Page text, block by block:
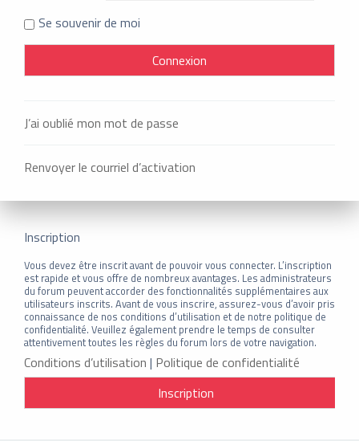
Se souvenir de moi
J’ai oublié mon mot de passe
Renvoyer le courriel d’activation
Inscription
Vous devez être inscrit avant de pouvoir vous connecter. L’inscription
est rapide et vous offre de nombreux avantages. Les administrateurs
du forum peuvent accorder des fonctionnalités supplémentaires aux
utilisateurs inscrits. Avant de vous inscrire, assurez-vous d’avoir pris
connaissance de nos conditions d’utilisation et de notre politique de
confidentialité. Veuillez également prendre le temps de consulter
attentivement toutes les règles du forum lors de votre navigation.
Conditions d’utilisation | Politique de confidentialité
Inscription